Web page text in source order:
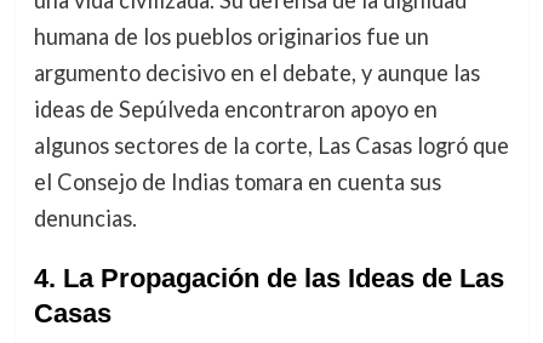
humana de los pueblos originarios fue un
argumento decisivo en el debate, y aunque las
ideas de Sepúlveda encontraron apoyo en
algunos sectores de la corte, Las Casas logró que
el Consejo de Indias tomara en cuenta sus
denuncias.
4. La Propagación de las Ideas de Las
Casas